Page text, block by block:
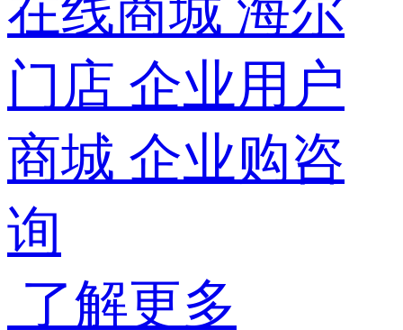
在线商城 海尔
门店 企业用户
商城 企业购咨
询
了解更多